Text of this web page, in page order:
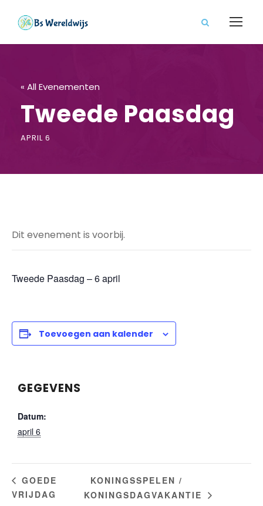
« All Evenementen
Tweede Paasdag
APRIL 6
Dit evenement is voorbij.
Tweede Paasdag – 6 april
Toevoegen aan kalender
GEGEVENS
Datum:
april 6
GOEDE
VRIJDAG
KONINGSSPELEN /
KONINGSDAGVAKANTIE